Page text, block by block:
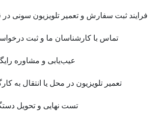
فرایند ثبت سفارش و تعمیر تلویزیون سونی
تماس با کارشناسان ما و ثبت
عیب‌یابی و مشاوره
تعمیر تلویزیون در محل یا انتقال به
تست نهایی و تحویل